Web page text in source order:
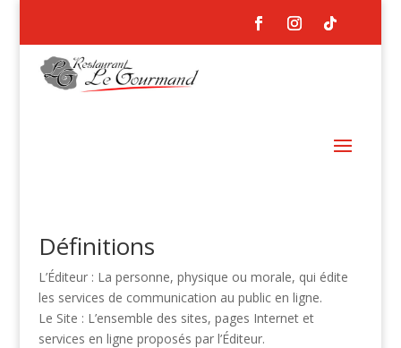
Définitions
L’Éditeur : La personne, physique ou morale, qui édite
les services de communication au public en ligne.
Le Site : L’ensemble des sites, pages Internet et
services en ligne proposés par l’Éditeur.